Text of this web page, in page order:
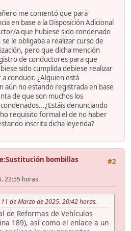
me comentó que para
en base a la Disposición Adicional
a que hubiese sido condenado
le obligaba a realizar curso de
pero que dicha mención
de conductores para que
sido cumplida debiese realizar
conducir. ¿Alguien está
aún no estando registrada en base
de que son muchos los
denunciando
requisito formal el de no haber
inscrita dicha leyenda?
#2
bombillas
22:55 horas.
de Marzo de 2025. 20:42 horas.
de Reformas de Vehículos
189), así como el enlace a un